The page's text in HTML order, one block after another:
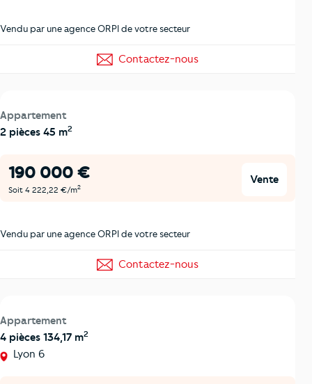
Vendu par une agence ORPI de votre secteur
Contactez-nous
Appartement
2 pièces 45 m2
190 000 €
Soit 4 222,22 €/m2
Vente
Vendu par une agence ORPI de votre secteur
Contactez-nous
Appartement
4 pièces 134,17 m2
Lyon 6